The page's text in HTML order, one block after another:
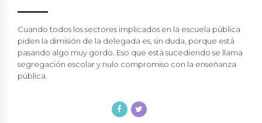
Cuando todos los sectores implicados en la escuela pública
piden la dimisión de la delegada es, sin duda, porque está
pasando algo muy gordo. Eso que está sucediendo se llama
segregación escolar y nulo compromiso con la enseñanza
pública.